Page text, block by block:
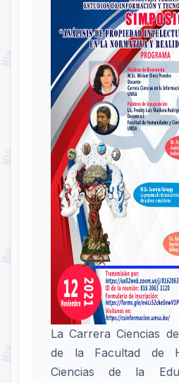
La Carrera Ciencias
de la Facultad de
Ciencias de la